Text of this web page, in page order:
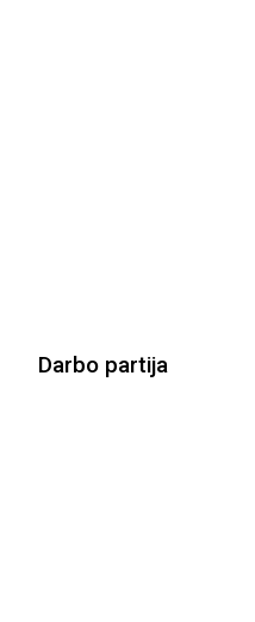
Darbo partija